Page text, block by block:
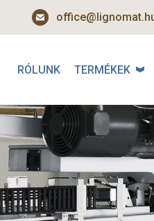
RÓLUNK TERMÉKEK